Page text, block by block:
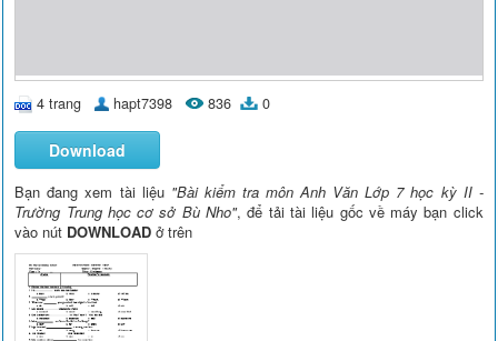
4 trang hapt7398 836 0
Download
Bạn đang xem tài liệu "Bài kiểm tra môn Anh Văn Lớp 7 học kỳ II -
Trường Trung học cơ sở Bù Nho", để tải tài liệu gốc về máy bạn click
vào nút DOWNLOAD ở trên